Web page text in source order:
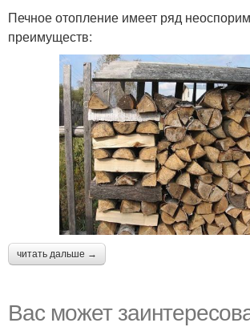
Печное отопление имеет ряд
преимуществ:
читать дальше →
Вас может